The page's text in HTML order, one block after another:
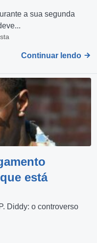
a sua segunda
Continuar lendo
está
Diddy: o controverso